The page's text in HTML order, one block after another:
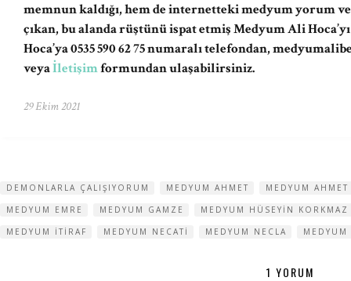
memnun kaldığı, hem de internetteki medyum yorum
çıkan, bu alanda rüştünü ispat etmiş Medyum Ali
Hoca’ya 0535 590 62 75 numaralı telefondan,
veyaİletişimformundan ulaşabilirsiniz.
29 Ekim 2021
DEMONLARLA ÇALIŞIYORUM MEDYUM AHMET
MEDYUM AHMET
MEDYUM EMRE
MEDYUM GAMZE
MEDYUM HÜSEYIN KORKMAZ
MEDYUM ITIRAF
MEDYUM NECATI MEDYUM NECLA
1 YORUM